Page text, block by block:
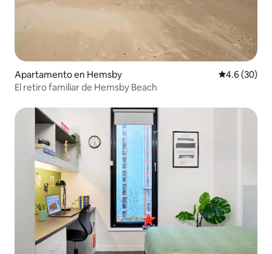
Apartamento en Hemsby Calificación
4.6 (30)
El retiro familiar de Hemsby Beach